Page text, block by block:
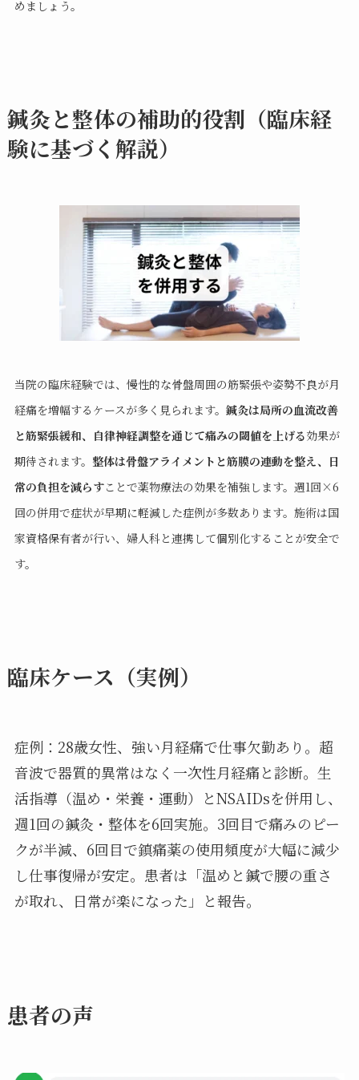
めましょう。
鍼灸と整体の補助的役割（臨床経
験に基づく解説）
当院の臨床経験では、慢性的な骨盤周囲の筋緊張や姿勢不良が月
経痛を増幅するケースが多く見られます。 鍼灸は局所の血流改善
と筋緊張緩和、自律神経調整を通じて痛みの閾値を上げる効果が
期待されます。 整体は骨盤アライメントと筋膜の連動を整え、日
常の負担を減らすことで薬物療法の効果を補強します。週1回×6
回の併用で症状が早期に軽減した症例が多数あります。施術は国
家資格保有者が行い、婦人科と連携して個別化することが安全で
す。
臨床ケース（実例）
症例：28歳女性、強い月経痛で仕事欠勤あり。超
音波で器質的異常はなく一次性月経痛と診断。生
活指導（温め・栄養・運動）とNSAIDsを併用し、
週1回の鍼灸・整体を6回実施。3回目で痛みのピー
クが半減、6回目で鎮痛薬の使用頻度が大幅に減少
し仕事復帰が安定。患者は「温めと鍼で腰の重さ
が取れ、日常が楽になった」と報告。
患者の声